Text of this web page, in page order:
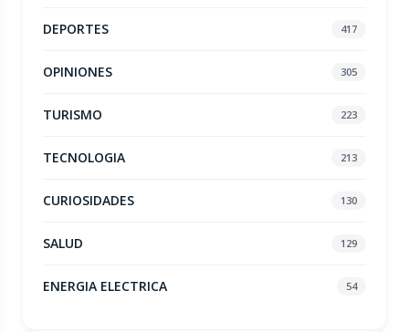
DEPORTES 417
OPINIONES 305
TURISMO 223
TECNOLOGIA 213
CURIOSIDADES 130
SALUD 129
ENERGIA ELECTRICA 54